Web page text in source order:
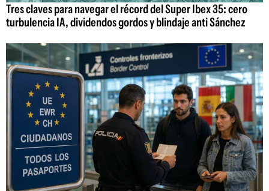
Tres claves para navegar el récord del Super Ibex 35: cero
turbulencia IA, dividendos gordos y blindaje anti Sánchez